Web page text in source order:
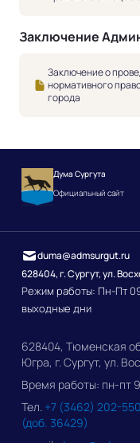
Заключение
Заключение о
нормативного
города
Дума Сургута
Официальный сайт
628404, г. Сургут, ул.
Режим работы: Пн-Пт
выходные дни
duma@admsurgut.ru
628404, Тюменская
Югра, г. Сургут, ул.
Время работы: пн-пт
Тел. +7 (3462) 202-
(доб. 36429)